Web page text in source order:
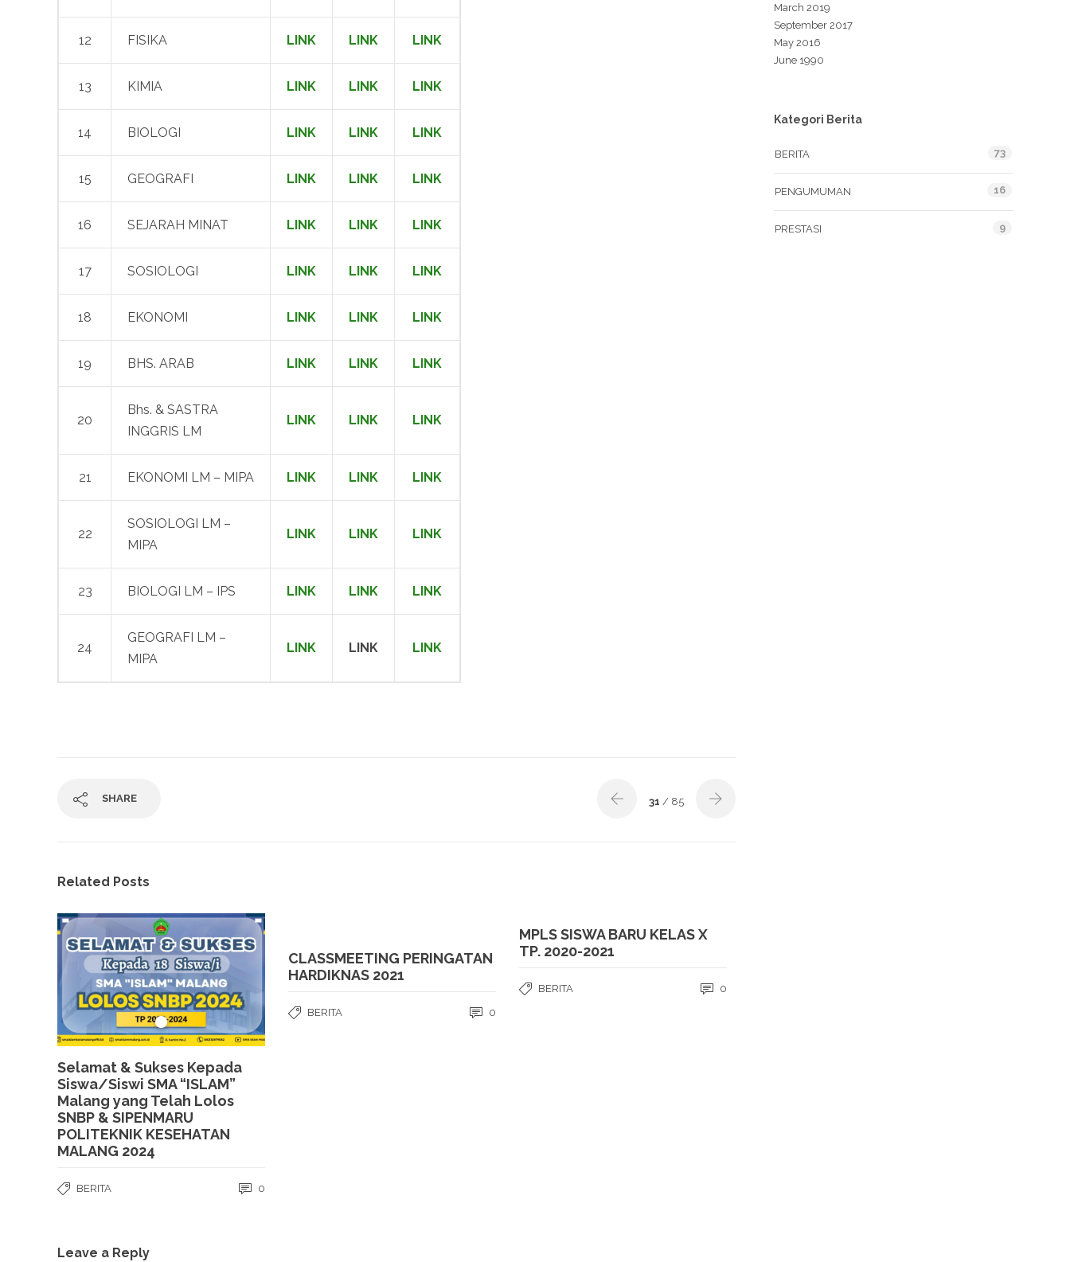
12 FISIKA LINK LINK LINK
13 KIMIA LINK LINK LINK
14 BIOLOGI LINK LINK LINK
15 GEOGRAFI LINK LINK LINK
16 SEJARAH MINAT LINK LINK LINK
17 SOSIOLOGI LINK LINK LINK
18 EKONOMI LINK LINK LINK
19 BHS. ARAB LINK LINK LINK
20
Bhs. & SASTRA
INGGRIS LM
LINK LINK LINK
21 EKONOMI LM – MIPA LINK LINK LINK
22
SOSIOLOGI LM –
MIPA
LINK LINK LINK
23 BIOLOGI LM – IPS LINK LINK LINK
24
GEOGRAFI LM –
MIPA
LINK LINK LINK
SHARE 31 / 85
Related Posts
Selamat & Sukses Kepada
Siswa/Siswi SMA “ISLAM”
Malang yang Telah Lolos
SNBP & SIPENMARU
POLITEKNIK KESEHATAN
MALANG 2024
BERITA 0
CLASSMEETING PERINGATAN
HARDIKNAS 2021
BERITA 0
MPLS SISWA BARU KELAS X
TP. 2020-2021
BERITA 0
Leave a Reply
March 2019
September 2017
May 2016
June 1990
Kategori Berita
BERITA 73
PENGUMUMAN 16
PRESTASI 9